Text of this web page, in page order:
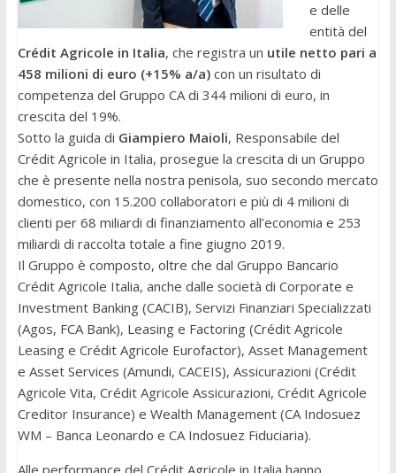
e delle
entità del
Crédit Agricole in Italia, che registra un utile netto pari a
458 milioni di euro (+15% a/a)con un risultato di
competenza del Gruppo CA di 344 milioni di euro, in
crescita del 19%.
Sotto la guida di Giampiero Maioli, Responsabile del
Crédit Agricole in Italia, prosegue la crescita di un Gruppo
che è presente nella nostra penisola, suo secondo mercato
domestico, con 15.200 collaboratori e più di 4 milioni di
clienti per 68 miliardi di finanziamento all’economia e 253
miliardi di raccolta totale a fine giugno 2019.
Il Gruppo è composto, oltre che dal Gruppo Bancario
Crédit Agricole Italia, anche dalle società di Corporate e
Investment Banking (CACIB), Servizi Finanziari Specializzati
(Agos, FCA Bank), Leasing e Factoring (Crédit Agricole
Leasing e Crédit Agricole Eurofactor), Asset Management
e Asset Services (Amundi, CACEIS), Assicurazioni (Crédit
Agricole Vita, Crédit Agricole Assicurazioni, Crédit Agricole
Creditor Insurance) e Wealth Management (CA Indosuez
WM – Banca Leonardo e CA Indosuez Fiduciaria).